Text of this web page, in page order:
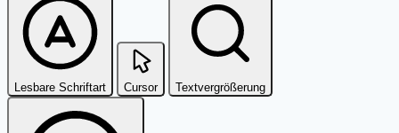
Lesbare Schriftart Cursor Textvergrößerung